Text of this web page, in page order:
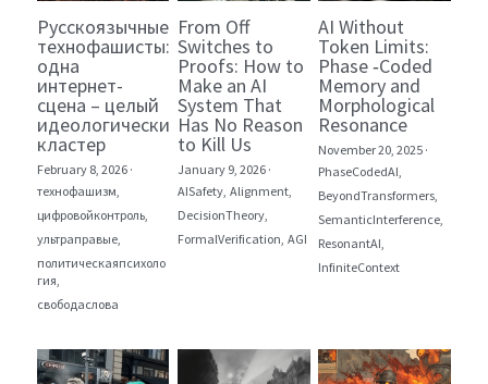
Русскоязычные
технофашисты:
одна
интернет-
сцена – целый
идеологический
кластер
February 8, 2026 ·
технофашизм,
цифровойконтроль,
ультраправые,
политическаяпсихоло
гия,
свободаслова
From Off
Switches to
Proofs: How to
Make an AI
System That
Has No Reason
to Kill Us
January 9, 2026 ·
AISafety, Alignment,
DecisionTheory,
FormalVerification, AGI
AI Without
Token Limits:
Phase ‑Coded
Memory and
Morphological
Resonance
November 20, 2025 ·
PhaseCodedAI,
BeyondTransformers,
SemanticInterference,
ResonantAI,
InfiniteContext